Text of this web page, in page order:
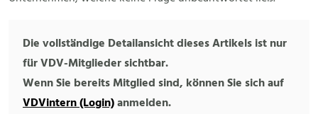
Die vollständige Detailansicht dieses Artikels ist nur
für VDV-Mitglieder sichtbar.
Wenn Sie bereits Mitglied sind, können Sie sich auf
VDVintern (Login)anmelden.